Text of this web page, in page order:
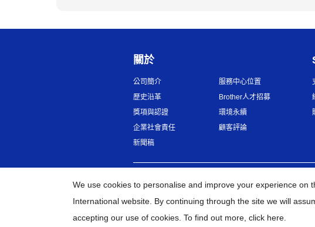
關於
公司簡介
歷史沿革
獎項與認證
企業社會責任
新聞稿
服務中心位置
Brother人才招募
環境永續
顧客評論
台灣 全球網路
We use cookies to personalise and improve your experience on
International website. By continuing through the site we will
accepting our use of cookies. To find out more, click here.